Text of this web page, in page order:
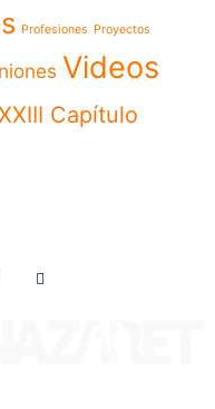
Profesiones Proyectos
Videos
Capítulo